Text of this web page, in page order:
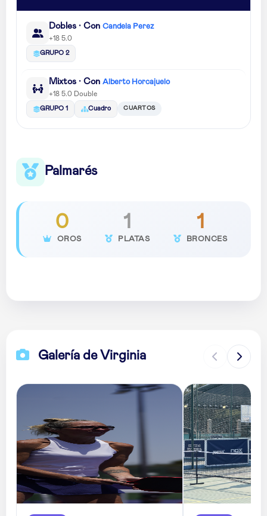
Dobles · Con Candela Perez
+18 5.0
GRUPO 2
Mixtos · Con Alberto Horcajuelo
+18 5.0 Double
GRUPO 1 Cuadro CUARTOS
Palmarés
0
OROS
1
PLATAS
1
BRONCES
Galería de Virginia